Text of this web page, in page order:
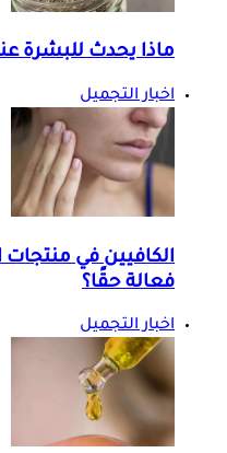
ماذا يحدث للبشرة
اخبار التجميل
الكافيين في
فعالة حقًا؟
اخبار التجميل